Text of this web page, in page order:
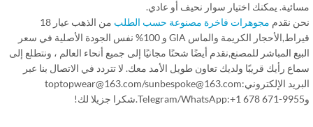
يمكنك اختيار سوار نحيف أو عادي.
نقدممجوهرات فاخرة مصنوعة حسب الطلب
من الذهب عيار 18
قيراط,الأحجار الكريمة والماس GIA و 100% نفس الجودة الأصلية في سعر
المباشر للمصنع,نقدم أيضًا شحنًا مجانيًا إلى جميع أنحاء العالم ، ونتطلع إلى
رأيك قريبًا ولديك تعاون طويل الأمد معك. لا تتردد في الاتصال بنا عبر
البريد الإلكتروني:toptopwear@163.com/sunbespoke@163.com